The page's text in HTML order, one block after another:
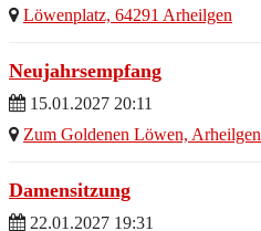
Löwenplatz, 64291 Arheilgen
Neujahrsempfang
15.01.2027 20:11
Zum Goldenen Löwen, Arheilgen
Damensitzung
22.01.2027 19:31